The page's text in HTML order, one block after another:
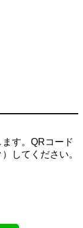
す。QRコード
してください。